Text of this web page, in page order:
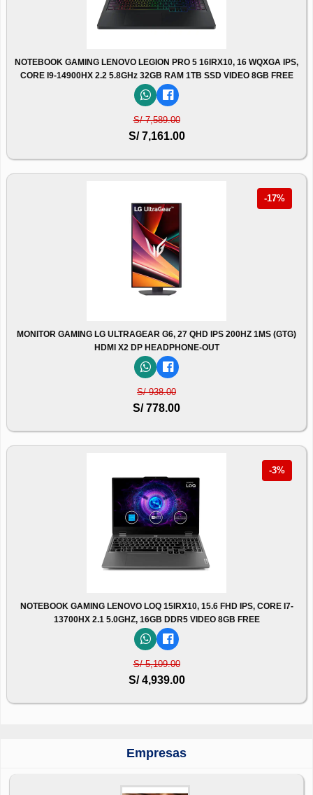
NOTEBOOK GAMING LENOVO LEGION PRO 5 16IRX10, 16 WQXGA IPS,
CORE I9-14900HX 2.2 5.8GHz 32GB RAM 1TB SSD VIDEO 8GB FREE
S/ 7,589.00
S/ 7,161.00
-17%
MONITOR GAMING LG ULTRAGEAR G6, 27 QHD IPS 200HZ 1MS (GTG)
HDMI X2 DP HEADPHONE-OUT
S/ 938.00
S/ 778.00
-3%
NOTEBOOK GAMING LENOVO LOQ 15IRX10, 15.6 FHD IPS, CORE I7-
13700HX 2.1 5.0GHZ, 16GB DDR5 VIDEO 8GB FREE
S/ 5,109.00
S/ 4,939.00
Empresas